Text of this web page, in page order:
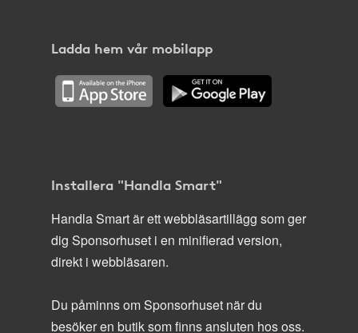
Ladda hem vår mobilapp
Installera "Handla Smart"
Handla Smart är ett webbläsartillägg som ger
dig Sponsorhuset i en minifierad version,
direkt i webbläsaren.
Du påminns om Sponsorhuset när du
besöker en butik som finns ansluten hos oss.